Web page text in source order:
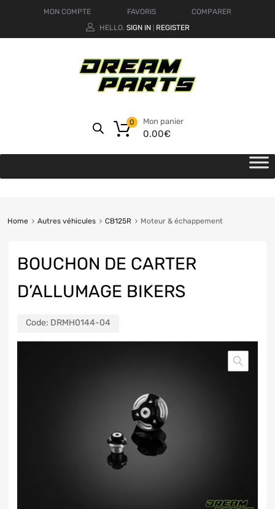
MON COMPTE FAVORIS
COMPARER
HELLO. SIGN IN REGISTER
Mon panier
0.00€
0
Home Autres véhicules CB125R Moteur & échappement
BOUCHON DE CARTER
D’ALLUMAGE BIKERS
Code: DRMH0144-04